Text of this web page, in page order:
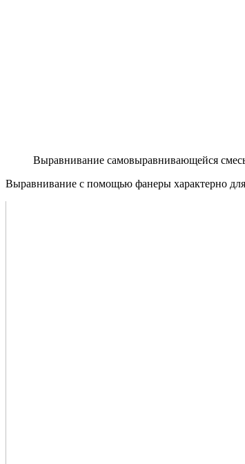
Выравнивание самовыравнивающейся
Выравнивание с помощью фанеры характерно